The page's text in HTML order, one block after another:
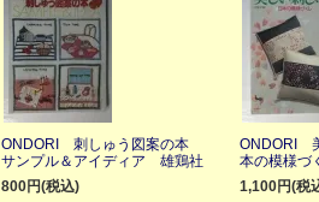
ONDORI 刺しゅう図案の本
サンプル＆アイディア 雄鶏社
800円(税込)
ONDORI
本の模様
1,100円(税